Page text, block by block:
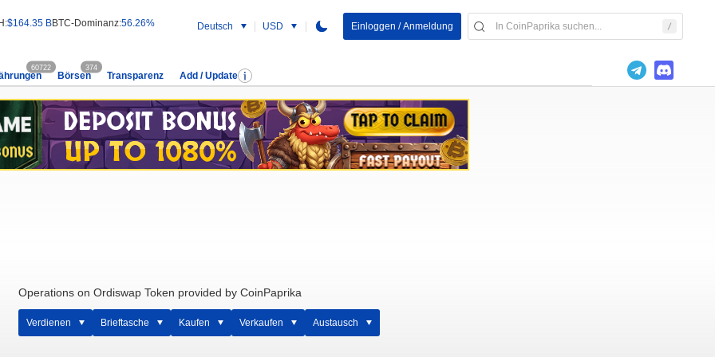
$164.35 BBTC-Dominanz:56.26% Deutsch USD Einloggen / Anmeldung
60722
Börsen
374
Transparenz Add / Update
Operations on Ordiswap Token provided by CoinPaprika
Verdienen Brieftasche Kaufen Verkaufen Austausch